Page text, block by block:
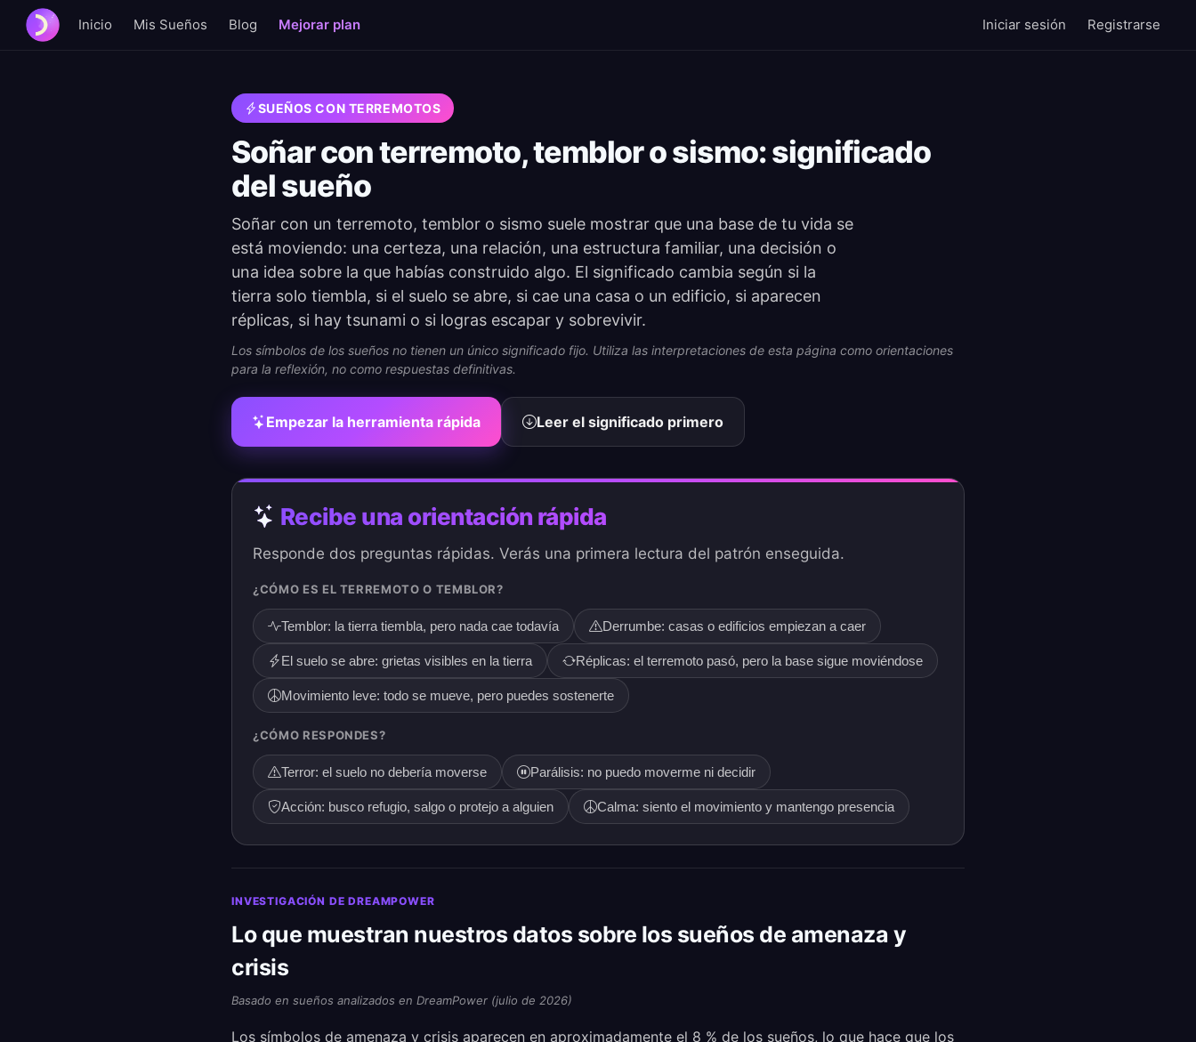
Inicio Mis Sueños Blog Mejorar plan Iniciar sesión Registrarse
SUEÑOS CON TERREMOTOS
Soñar con terremoto, temblor o sismo: significado
del sueño
Soñar con un terremoto, temblor o sismo suele mostrar que una base de tu vida se
está moviendo: una certeza, una relación, una estructura familiar, una decisión o
una idea sobre la que habías construido algo. El significado cambia según si la
tierra solo tiembla, si el suelo se abre, si cae una casa o un edificio, si aparecen
réplicas, si hay tsunami o si logras escapar y sobrevivir.
Los símbolos de los sueños no tienen un único significado fijo. Utiliza las interpretaciones de esta página como orientaciones
para la reflexión, no como respuestas definitivas.
Empezar la herramienta rápida Leer el significado primero
Recibe una orientación rápida
Responde dos preguntas rápidas. Verás una primera lectura del patrón enseguida.
¿CÓMO ES EL TERREMOTO O TEMBLOR?
Temblor: la tierra tiembla, pero nada cae todavía Derrumbe: casas o edificios empiezan a caer
El suelo se abre: grietas visibles en la tierra Réplicas: el terremoto pasó, pero la base sigue moviéndose
Movimiento leve: todo se mueve, pero puedes sostenerte
¿CÓMO RESPONDES?
Terror: el suelo no debería moverse Parálisis: no puedo moverme ni decidir
Acción: busco refugio, salgo o protejo a alguien Calma: siento el movimiento y mantengo presencia
INVESTIGACIÓN DE DREAMPOWER
Lo que muestran nuestros datos sobre los sueños de amenaza y
crisis
Basado en sueños analizados en DreamPower (julio de 2026)
Los símbolos de amenaza y crisis aparecen en aproximadamente el 8 % de los sueños, lo que hace que los